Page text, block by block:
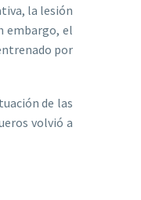
la lesión
embargo, el
por
de las
volvió a